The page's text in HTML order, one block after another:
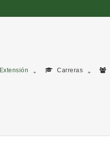
Extensión Carreras